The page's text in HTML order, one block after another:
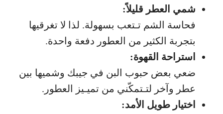
شمي العطر قليلاً:
فحاسة الشم تـتعب بسهولة. لذا لا تغرقيها
بتجربة الكثير من العطور دفعة واحدة.
استراحة القهوة:
ضعي بعض حبوب البن في جيبك وشميها بين
عطر وآخر لتـتمكّني من تميـيز العطور.
اختيار طويل الأمد: